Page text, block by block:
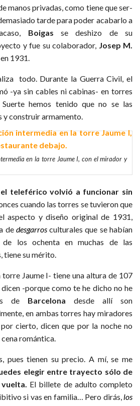
manos privadas, como tiene que ser-
tarde para poder acabarlo a
Boigas se deshizo de su
y fue su colaborador, Josep M.
1931.
todo. Durante la Guerra Civil, el
-ya sin cables ni cabinas- en torres
hemos tenido que no se las
y construir armamento.
en la torre Jaume I, con el mirador y
el teleférico volvió a funcionar sin
cuando las torres se tuvieron que
aspecto y diseño original de 1931,
de desgarrosculturales que se habían
los ochenta en muchas de las
tiene su mérito.
Jaume I- tiene una altura de 107
-porque como te he dicho no he
de Barcelona desde allí son
en ambas torres hay miradores
cierto, dicen que por la noche no
cena romántica.
pues tienen su precio. A mí, se me
elegir entre trayecto sólo de
El billete de adulto completo
si vas en familia… Pero dirás,los